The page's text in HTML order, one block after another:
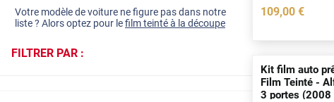
Honda
Voir tout
Votre modèle de voiture ne figure pas dans notre
liste ? Alors optez pour lefilm teinté à la découpe
FILTRER PAR :
109,00 €
Kit film auto
Film Teinté -
3 portes(2008